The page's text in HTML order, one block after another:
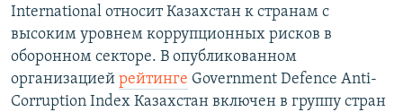
International относит Казахстан к странам с
высоким уровнем коррупционных рисков в
оборонном секторе. В опубликованном
организацией рейтинге Government Defence Anti-
Corruption Index Казахстан включен в группу стран